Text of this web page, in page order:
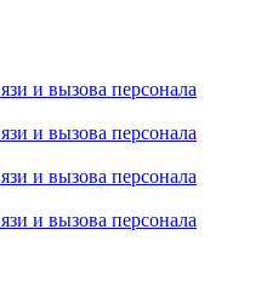
и вызова персонала
и вызова персонала
и вызова персонала
и вызова персонала